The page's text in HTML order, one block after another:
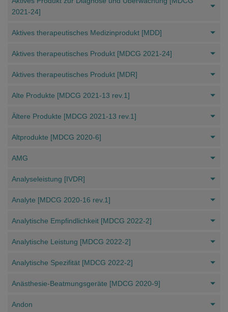
2021-24]
Aktives therapeutisches Medizinprodukt [MDD]
Aktives therapeutisches Produkt [MDCG 2021-24]
Aktives therapeutisches Produkt [MDR]
Alte Produkte [MDCG 2021-13 rev.1]
Ältere Produkte [MDCG 2021-13 rev.1]
Altprodukte [MDCG 2020-6]
AMG
Analyseleistung [IVDR]
Analyte [MDCG 2020-16 rev.1]
Analytische Empfindlichkeit [MDCG 2022-2]
Analytische Leistung [MDCG 2022-2]
Analytische Spezifität [MDCG 2022-2]
Anästhesie-Beatmungsgeräte [MDCG 2020-9]
Andon